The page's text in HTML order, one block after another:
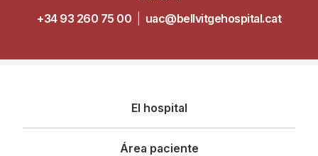
+34 93 260 75 00
uac@bellvitgehospital.cat
principal
El hospital
Área paciente